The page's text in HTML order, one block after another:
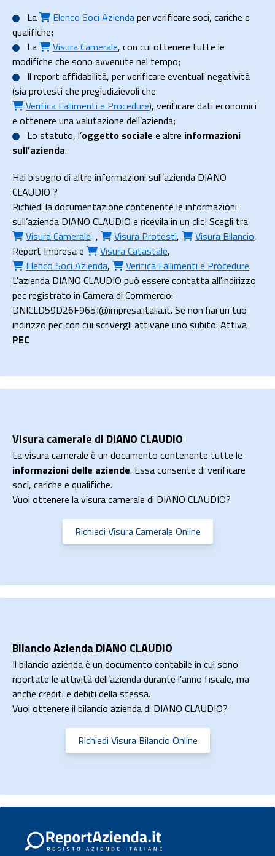
La
Elenco Soci Aziendaper verificare soci, cariche e
qualifiche;
La
Visura Camerale, con cui ottenere tutte le
modifiche che sono avvenute nel tempo;
Il report affidabilità, per verificare eventuali negatività
(sia protesti che pregiudizievoli che
Verifica Fallimenti e Procedure), verificare dati economici
e ottenere una valutazione dell’azienda;
Lo statuto, l’oggetto sociale e altre informazioni
sull’azienda.
Hai bisogno di altre informazioni sull’azienda DIANO
CLAUDIO ?
Richiedi la documentazione contenente le informazioni
sull’azienda DIANO CLAUDIO e ricevila in un clic! Scegli tra
Visura Camerale , Visura Protesti, Visura Bilancio,
Report Impresae Visura Catastale,
Elenco Soci Azienda, Verifica Fallimenti e Procedure.
L'azienda DIANO CLAUDIO può essere contatta all'indirizzo
pec registrato in Camera di Commercio:
DNICLD59D26F965J@impresa.italia.it. Se non hai un tuo
indirizzo pec con cui scrivergli attivane uno subito: Attiva
PEC
Visura camerale di DIANO CLAUDIO
La visura camerale è un documento contenente tutte le
informazioni delle aziende. Essa consente di verificare
soci, cariche e qualifiche.
Vuoi ottenere la visura camerale di DIANO CLAUDIO?
Richiedi Visura Camerale Online
Bilancio Azienda DIANO CLAUDIO
Il bilancio azienda è un documento contabile in cui sono
riportate le attività dell’azienda durante l’anno fiscale, ma
anche crediti e debiti della stessa.
Vuoi ottenere il bilancio azienda di DIANO CLAUDIO?
Richiedi Visura Bilancio Online